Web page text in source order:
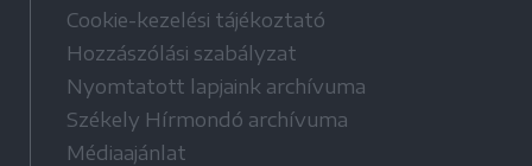
Cookie-kezelési tájékoztató
Hozzászólási szabályzat
Nyomtatott lapjaink archívuma
Székely Hírmondó archívuma
Médiaajánlat